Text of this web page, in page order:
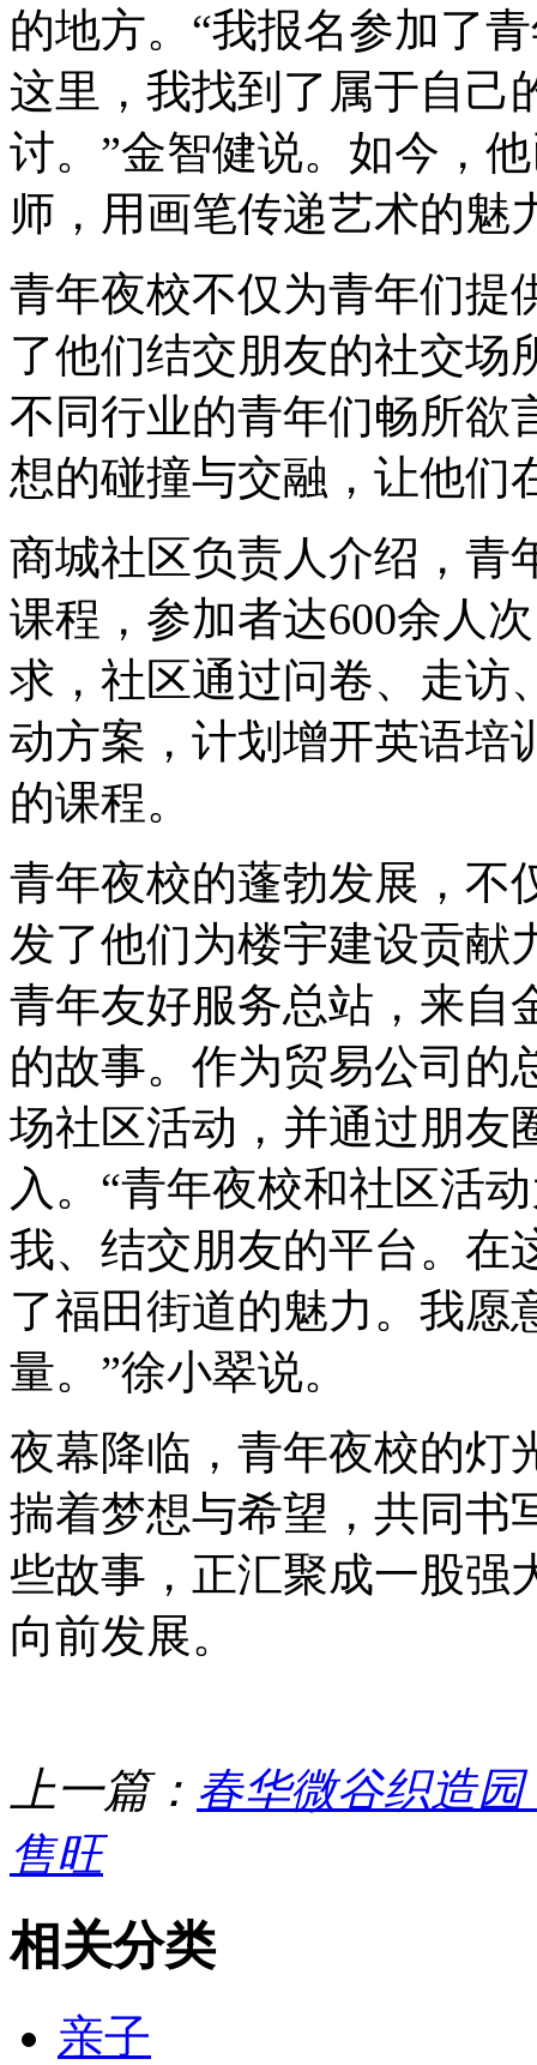
的地方。“我报名参加了
这里，我找到了属于自己
讨。”金智健说。如今，
师，用画笔传递艺术的魅
青年夜校不仅为青年们提
了他们结交朋友的社交场
不同行业的青年们畅所欲
想的碰撞与交融，让他们
商城社区负责人介绍，青
课程，参加者达600余人
求，社区通过问卷、走访
动方案，计划增开英语培
的课程。
青年夜校的蓬勃发展，不
发了他们为楼宇建设贡献
青年友好服务总站，来自
的故事。作为贸易公司的
场社区活动，并通过朋友
入。“青年夜校和社区活
我、结交朋友的平台。在
了福田街道的魅力。我愿
量。”徐小翠说。
夜幕降临，青年夜校的灯
揣着梦想与希望，共同书
些故事，正汇聚成一股强
向前发展。
上一篇： 春华微谷织造
售旺
相关分类
亲子